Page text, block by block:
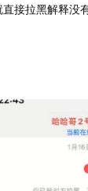
接拉黑解释没